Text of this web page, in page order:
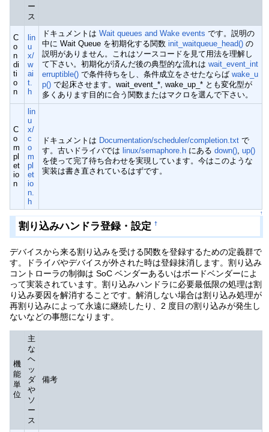
ー
ス
C
o
n
di
ti
o
n
lin
u
x/
w
ai
t.
h
ドキュメントはWait queues and Wake events です。説明の
中に Wait Queue を初期化する関数init_waitqueue_head() の
説明がありません。これはソースコードを見て用法を理解し
て下さい。初期化が済んだ後の典型的な流れはwait_event_int
erruptible() で条件待ちをし、条件成立をさせたならばwake_u
p() で起床させます。wait_event_*, wake_up_* とも変化型が
多くあります目的に合う関数またはマクロを選んで下さい。
C
o
m
pl
et
io
n
lin
u
x/
c
o
m
pl
et
io
n.
h
ドキュメントは Documentation/scheduler/completion.txt で
す。古いドライバではlinux/semaphore.h にあるdown() ,up()
を使って完了待ち合わせを実現しています。今はこのような
実装は書き直されているはずです。
↑
割り込みハンドラ登録・設定 †
デバイスから来る割り込みを受ける関数を登録するための定義群で
す。ドライバやデバイスが外された時は登録抹消します。割り込み
コントローラの制御は SoC ベンダーあるいはボードベンダーによ
って実装されています。割り込みハンドラに必要最低限の処理は割
り込み要因を解消することです。解消しない場合は割り込み処理が
再割り込みによって永遠に継続したり、2 度目の割り込みが発生し
ないなどの事態になります。
機
能
単
位
主
な
ヘ
ッ
ダ
や
ソ
ー
ス
備考